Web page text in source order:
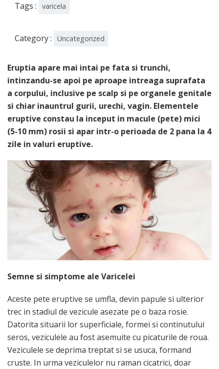
Tags : varicela
Category : Uncategorized
Eruptia apare mai intai pe fata si trunchi,
intinzandu-se apoi pe aproape intreaga suprafata
a corpului, inclusive pe scalp si pe organele genitale
si chiar inauntrul gurii, urechi, vagin. Elementele
eruptive constau la inceput in macule (pete) mici
(5-10 mm) rosii si apar intr-o perioada de 2 pana la 4
zile in valuri eruptive.
Semne si simptome ale Varicelei
Aceste pete eruptive se umfla, devin papule si ulterior
trec in stadiul de vezicule asezate pe o baza rosie.
Datorita situarii lor superficiale, formei si continutului
seros, veziculele au fost asemuite cu picaturile de roua.
Veziculele se deprima treptat si se usuca, formand
cruste. In urma veziculelor nu raman cicatrici, doar